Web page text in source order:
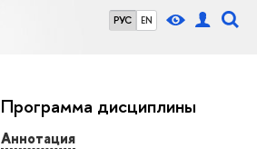
РУС EN
Программа дисциплины
Аннотация